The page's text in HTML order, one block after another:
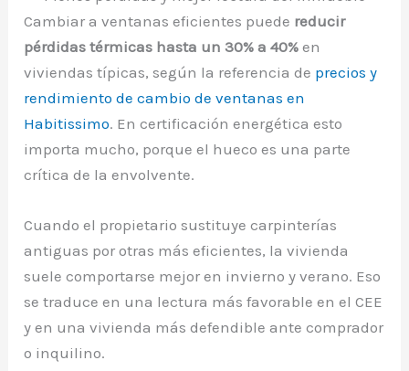
Cambiar a ventanas eficientes puede reducir
pérdidas térmicas hasta un 30% a 40% en
viviendas típicas, según la referencia de precios y
rendimiento de cambio de ventanas en
Habitissimo. En certificación energética esto
importa mucho, porque el hueco es una parte
crítica de la envolvente.
Cuando el propietario sustituye carpinterías
antiguas por otras más eficientes, la vivienda
suele comportarse mejor en invierno y verano. Eso
se traduce en una lectura más favorable en el CEE
y en una vivienda más defendible ante comprador
o inquilino.